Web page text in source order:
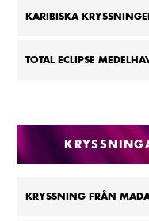
KARIBISKA
TOTAL ECLIPSE
KRYSSNING FRÅN